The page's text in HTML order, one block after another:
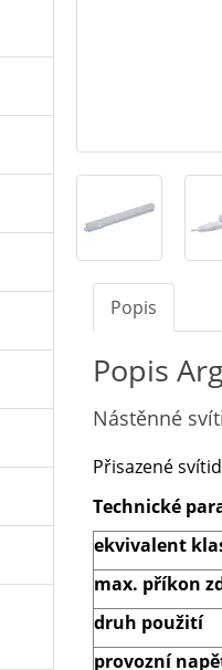
Popis
Popis
Nástěnné
Přisazené
Technické
ekvivalent
max. příkon
druh použití
provozní